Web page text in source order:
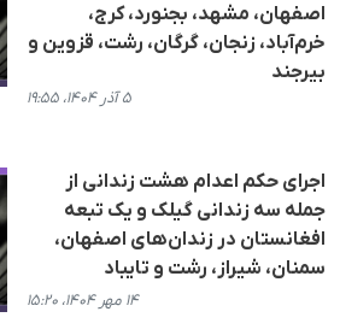
اصفهان، مشهد، بجنورد، کرج،
خرم‌آباد، زنجان، گرگان، رشت، قزوین و
بیرجند
۵ آذر ۱۴۰۴، ۱۹:۵۵
اجرای حکم اعدام هشت زندانی از
جملە سه زندانی گیلک و یک تبعە
افغانستان در زندان‌های اصفهان،
سمنان، شیراز، رشت و تایباد
۱۴ مهر ۱۴۰۴، ۱۵:۲۰